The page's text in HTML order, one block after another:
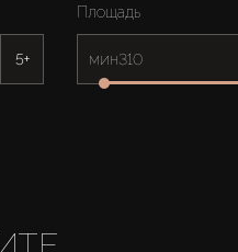
5+
Площадь
мин